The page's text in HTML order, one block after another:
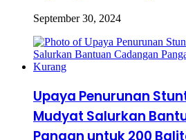
September 30, 2024
Upaya Penurunan
Mudyat Salurkan
Pangan untuk 200